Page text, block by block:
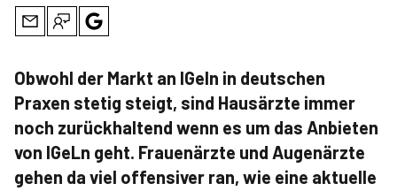
Obwohl der Markt an IGeln in deutschen
Praxen stetig steigt, sind Hausärzte immer
noch zurückhaltend wenn es um das Anbieten
von IGeLn geht. Frauenärzte und Augenärzte
gehen da viel offensiver ran, wie eine aktuelle